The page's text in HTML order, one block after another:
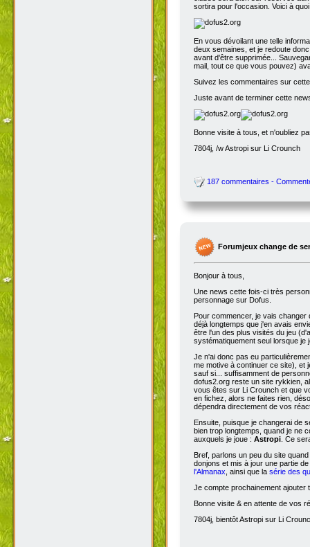
sortira pour l'occasion. Voici à
En vous dévoilant une telle
deux semaines, et je redoute
avant d'être supprimée...
mail, tout ce que vous pouvez)
Suivez les commentaires sur
Juste avant de terminer cette
Bonne visite à tous, et n'oubliez
7804j, /w Astropi sur Li Crounch
187 commentaires -
Forumjeux change de
Bonjour à tous,
Une news cette fois-ci très
personnage sur Dofus.
Pour commencer, je vais
déjà longtemps que j'en avais
être l'un des plus visités du jeu
systématiquement seul lorsque je
Je n'ai donc pas eu
me motive à continuer ce site), et
sauf si... suffisamment de
dofus2.org reste un site rykkien,
vous êtes sur Li Crounch et que
en fichez, alors ne faites rien,
dépendra directement de vos
Ensuite, puisque je changerai de
bien trop longtemps, quand je ne
auxquels je joue : Astropi . Ce
Bref, parlons un peu du site
donjons et mis à jour une partie
l'Almanax , ainsi que la série des
Je compte prochainement ajouter
Bonne visite & en attente de vos
7804j, bientôt Astropi sur Li